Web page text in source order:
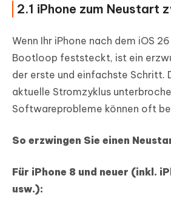
2.1 iPhone zum Neustart
Wenn Ihr iPhone nach dem iOS
Bootloop feststeckt, ist ein
der erste und einfachste Schritt.
aktuelle Stromzyklus
Softwareprobleme können oft
So erzwingen Sie einen
Für iPhone 8 und neuer (inkl.
usw.):